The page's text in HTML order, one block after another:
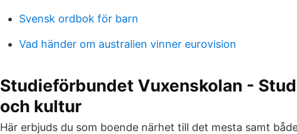
Svensk ordbok för barn
Vad händer om australien vinner eurovision
Studieförbundet Vuxenskolan -
och kultur
Här erbjuds du som boende närhet till det mesta samt